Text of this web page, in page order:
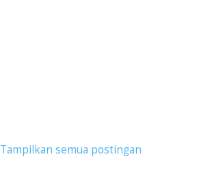
Tampilkan semua postingan